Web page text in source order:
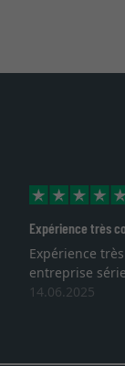
Expérience très
Expérience
entreprise
14.06.2025